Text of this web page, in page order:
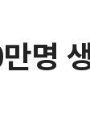
명